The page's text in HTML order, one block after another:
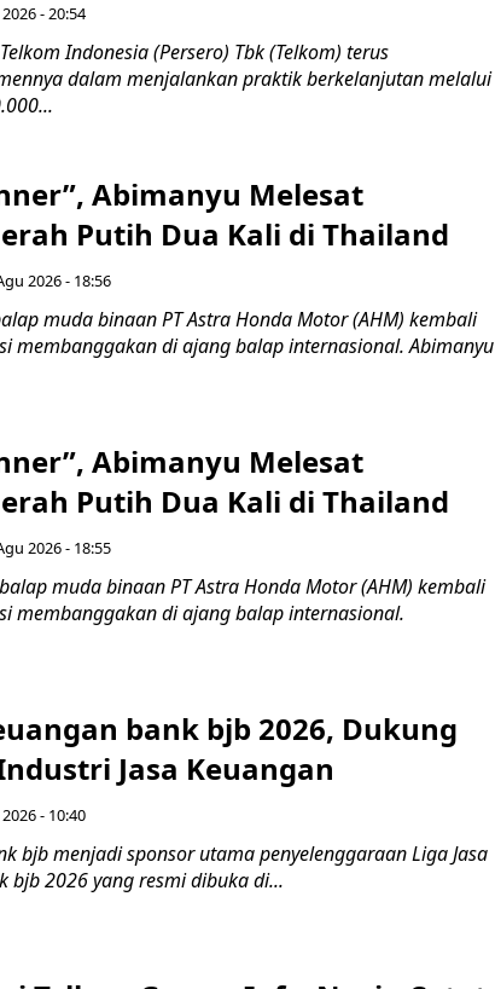
- 20:54
Telkom Indonesia (Persero) Tbk (Telkom) terus
dalam menjalankan praktik berkelanjutan melalui
Abimanyu Melesat
Putih Dua Kali di Thailand
2026 - 18:56
muda binaan PT Astra Honda Motor (AHM) kembali
membanggakan di ajang balap internasional. Abimanyu
Abimanyu Melesat
Putih Dua Kali di Thailand
2026 - 18:55
muda binaan PT Astra Honda Motor (AHM) kembali
membanggakan di ajang balap internasional.
bank bjb 2026, Dukung
Jasa Keuangan
- 10:40
bjb menjadi sponsor utama penyelenggaraan Liga Jasa
bjb 2026 yang resmi dibuka di...